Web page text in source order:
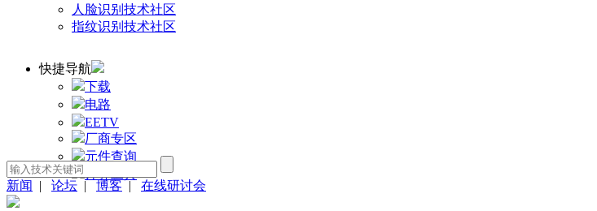
人脸识别技术社区
指纹识别技术社区
快捷导航
下载
电路
EETV
厂商专区
元件查询
计算工具
新闻
| 论坛 | 博客 | 在线研讨会